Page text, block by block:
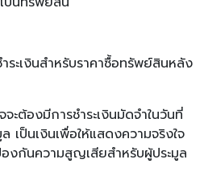
ระเงินสำหรับราคาซื้อทรัพย์สินหลัง
ะต้องมีการชำระเงินมัดจำในวันที่
เป็นเงินเพื่อให้แสดงความจริงใจ
องกันความสูญเสียสำหรับผู้ประมูล